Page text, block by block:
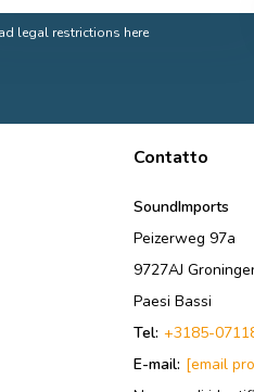
legal restrictions here
Contatto
SoundImports
Peizerweg 97a
9727AJ
Paesi Bassi
Tel: +3185-
E-mail: [email